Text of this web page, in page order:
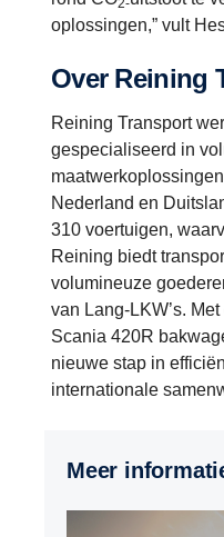
2-
oplossingen,” vult
Over
Reining Transport
gespecialiseerd in
Nederland en
310 voertuigen,
Reining biedt
volumineuze
van Lang-LKW’s.
Scania 420R
nieuwe stap in
internationale
Meer